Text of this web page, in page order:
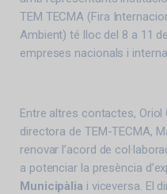
TEM TECMA (Fira
Ambient) té lloc del 8 a 11
empreses nacionals i
Entre altres contactes, Oriol
directora de TEM-TECMA,
renovar l’acord de
a potenciar la presència
Municipàlia i viceversa. El